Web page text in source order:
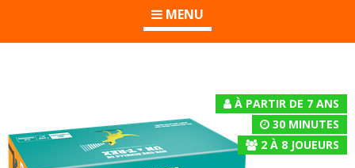
MENU
À PARTIR DE 7 ANS
30 MINUTES
2 À 8 JOUEURS